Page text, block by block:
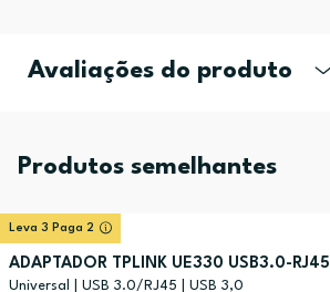
Avaliações do produto
Produtos semelhantes
Leva 3 Paga 2
ADAPTADOR TPLINK UE330 USB3.0-RJ45
Universal | USB 3.0/RJ45 | USB 3,0